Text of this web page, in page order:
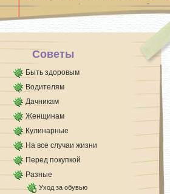
совет как этого избежать — просто зашейте или
застегните (если [...]
Советы
Быть здоровым
Водителям
Дачникам
Женщинам
Кулинарные
На все случаи жизни
Перед покупкой
Разные
Уход за обувью